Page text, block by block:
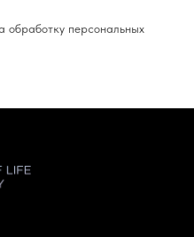
обработку персональных